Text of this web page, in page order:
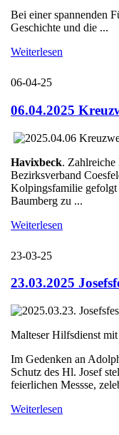
Bei einer spannenden
Geschichte und die ...
Weiterlesen
06-04-25
06.04.2025
Havixbeck.
Bezirksverband
Kolpingsfamilie gefolgt
Baumberg zu ...
Weiterlesen
23-03-25
23.03.2025
Malteser Hilfsdienst mit
Im Gedenken an
Schutz des Hl. Josef
feierlichen Messse,
Weiterlesen